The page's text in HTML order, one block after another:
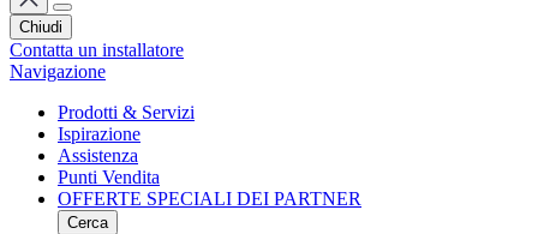
Chiudi
Contatta un installatore
Navigazione
Prodotti & Servizi
Ispirazione
Assistenza
Punti Vendita
OFFERTE SPECIALI DEI PARTNER
Cerca